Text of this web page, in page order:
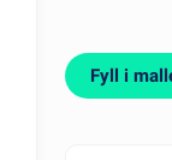
Fyll i